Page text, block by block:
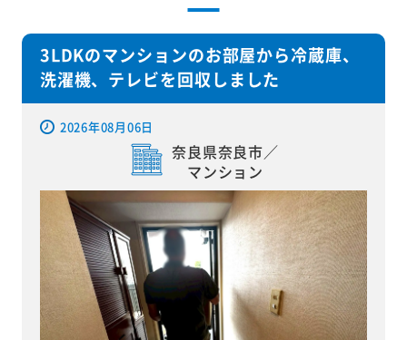
3LDKのマンションのお部屋から冷蔵庫、
洗濯機、テレビを回収しました
2026年08月06日
奈良県奈良市／
マンション